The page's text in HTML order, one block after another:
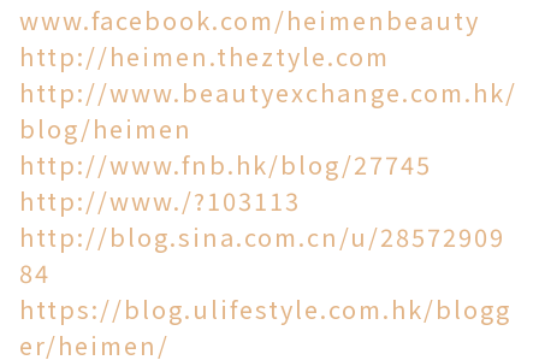
www.facebook.com/heimenbeauty
http://heimen.theztyle.com
http://www.beautyexchange.com.hk/
blog/heimen
http://www.fnb.hk/blog/27745
http://www./?103113
http://blog.sina.com.cn/u/28572909
84
https://blog.ulifestyle.com.hk/blogg
er/heimen/